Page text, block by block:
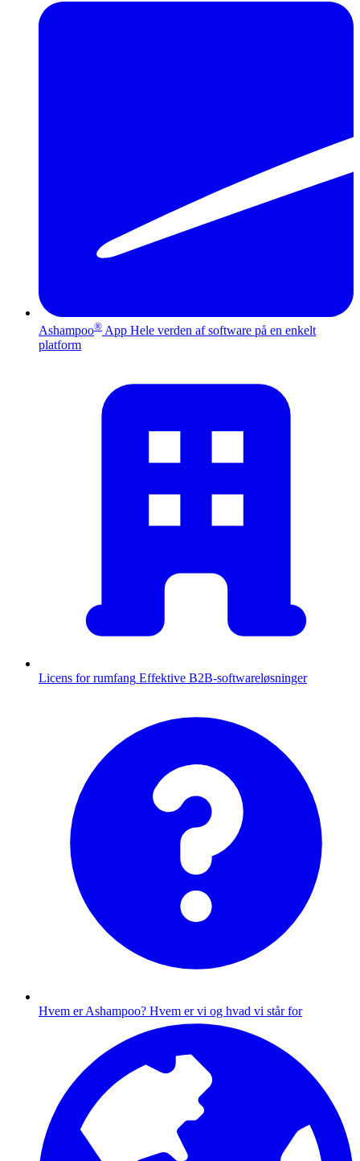
Ashampoo® App Hele verden af software på en enkelt
platform
Licens for rumfang Effektive B2B-softwareløsninger
Hvem er Ashampoo? Hvem er vi og hvad vi står for